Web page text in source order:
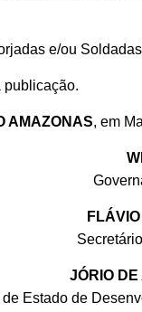
e/ou
publicação.
AMAZONAS, em
JÓRIO
Estado de